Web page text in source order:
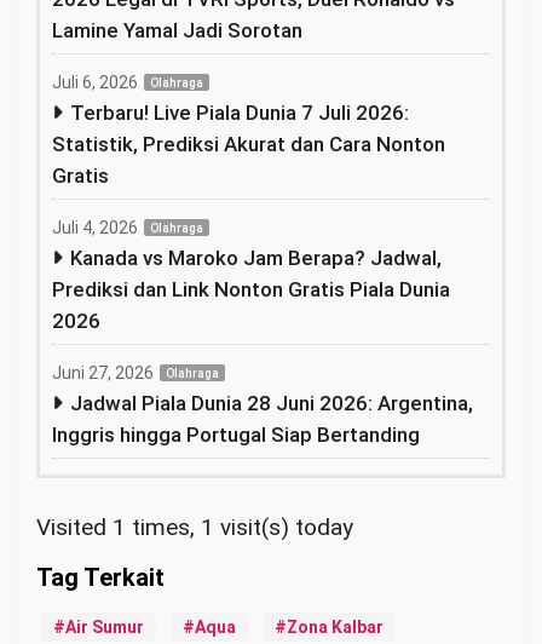
Lamine Yamal Jadi Sorotan
Juli 6, 2026 Olahraga
Terbaru! Live Piala Dunia 7 Juli 2026:
Statistik, Prediksi Akurat dan Cara Nonton
Gratis
Juli 4, 2026 Olahraga
Kanada vs Maroko Jam Berapa? Jadwal,
Prediksi dan Link Nonton Gratis Piala Dunia
2026
Juni 27, 2026 Olahraga
Jadwal Piala Dunia 28 Juni 2026: Argentina,
Inggris hingga Portugal Siap Bertanding
Visited 1 times, 1 visit(s) today
Air Sumur Aqua Zona Kalbar